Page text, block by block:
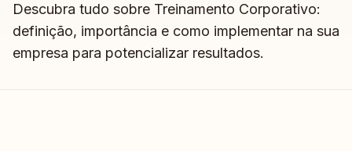
Descubra tudo sobre Treinamento Corporativo:
definição, importância e como implementar na sua
empresa para potencializar resultados.